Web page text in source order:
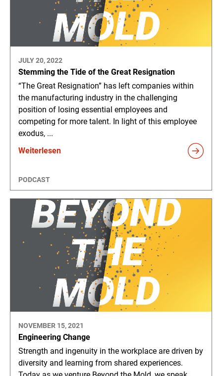
JULY 20, 2022
Stemming the Tide of the Great Resignation
“The Great Resignation” has left companies within
the manufacturing industry in the challenging
position of losing essential employees and
competing for more talent. In light of this employee
exodus, ...
Weiterlesen
PODCAST
NOVEMBER 15, 2021
Engineering Change
Strength and ingenuity in the workplace are driven by
diversity and learning from shared experiences.